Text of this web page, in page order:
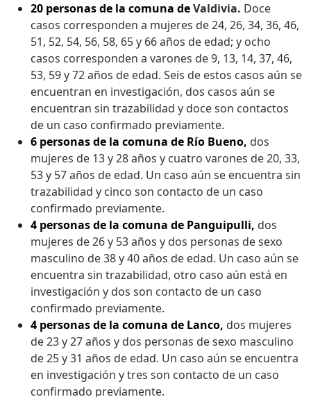
20 personas de la comuna deValdivia. Doce
casos corresponden a mujeres de 24, 26, 34, 36, 46,
51, 52, 54, 56, 58, 65 y 66 años de edad; y ocho
casos corresponden a varones de 9, 13, 14, 37, 46,
53, 59 y 72 años de edad. Seis de estos casos aún se
encuentran en investigación, dos casos aún se
encuentran sin trazabilidad y doce son contactos
de un caso confirmado previamente.
6 personas de la comuna de Río Bueno, dos
mujeres de 13 y 28 años y cuatro varones de 20, 33,
53 y 57 años de edad. Un caso aún se encuentra sin
trazabilidad y cinco son contacto de un caso
confirmado previamente.
4 personas de la comuna de Panguipulli, dos
mujeres de 26 y 53 años y dos personas de sexo
masculino de 38 y 40 años de edad. Un caso aún se
encuentra sin trazabilidad, otro caso aún está en
investigación y dos son contacto de un caso
confirmado previamente.
4 personas de la comuna de Lanco, dos mujeres
de 23 y 27 años y dos personas de sexo masculino
de 25 y 31 años de edad. Un caso aún se encuentra
en investigación y tres son contacto de un caso
confirmado previamente.